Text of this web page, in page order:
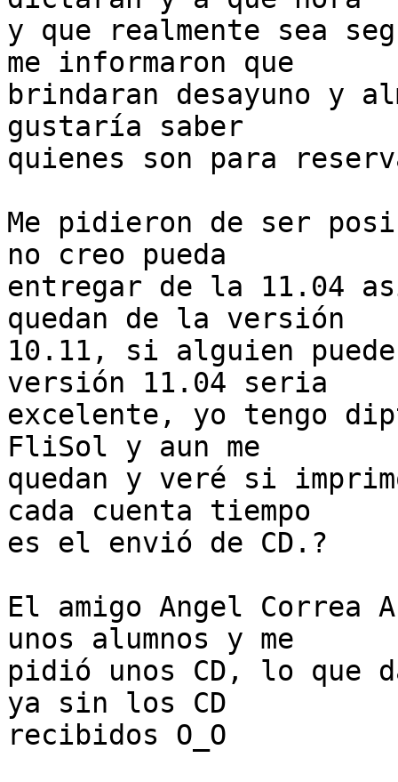
y que realmente sea
me informaron que
brindaran desayuno y
gustaría saber
quienes son para
Me pidieron de ser
no creo pueda
entregar de la 11.04
quedan de la versión
10.11, si alguien
versión 11.04 seria
excelente, yo tengo
FliSol y aun me
quedan y veré si
cada cuenta tiempo
es el envió de CD.?
El amigo Angel Correa
unos alumnos y me
pidió unos CD, lo que
ya sin los CD
recibidos O_O